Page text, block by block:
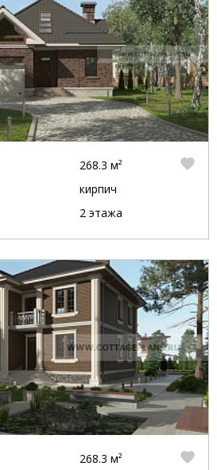
268.3 м²
кирпич
2 этажа
268.3 м²